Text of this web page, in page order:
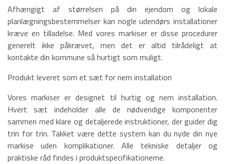
Afhængigt af størrelsen på din ejendom og lokale
planlægningsbestemmelser kan nogle udendørs installationer
kræve en tilladelse. Med vores markiser er disse procedurer
generelt ikke påkrævet, men det er altid tilrådeligt at
kontakte din kommune så hurtigt som muligt.
Produkt leveret som et sæt for nem installation
Vores markiser er designet til hurtig og nem installation.
Hvert sæt indeholder alle de nødvendige komponenter
sammen med klare og detaljerede instruktioner, der guider dig
trin for trin. Takket være dette system kan du nyde din nye
markise uden komplikationer. Alle tekniske detaljer og
praktiske råd findes i produktspecifikationerne.